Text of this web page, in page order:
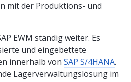
mit der Produktions- und
EWM ständig weiter. Es
und eingebettete
innerhalb von SAP S/4HANA.
Lagerverwaltungslösung im